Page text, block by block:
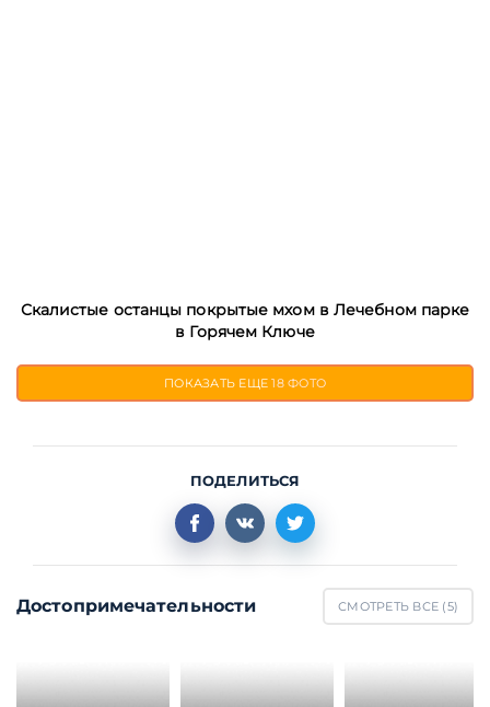
Скалистые останцы покрытые мхом в Лечебном парке
в Горячем Ключе
ПОКАЗАТЬ ЕЩЕ18 ФОТО
ПОДЕЛИТЬСЯ
Достопримечательности СМОТРЕТЬ ВСЕ (5)